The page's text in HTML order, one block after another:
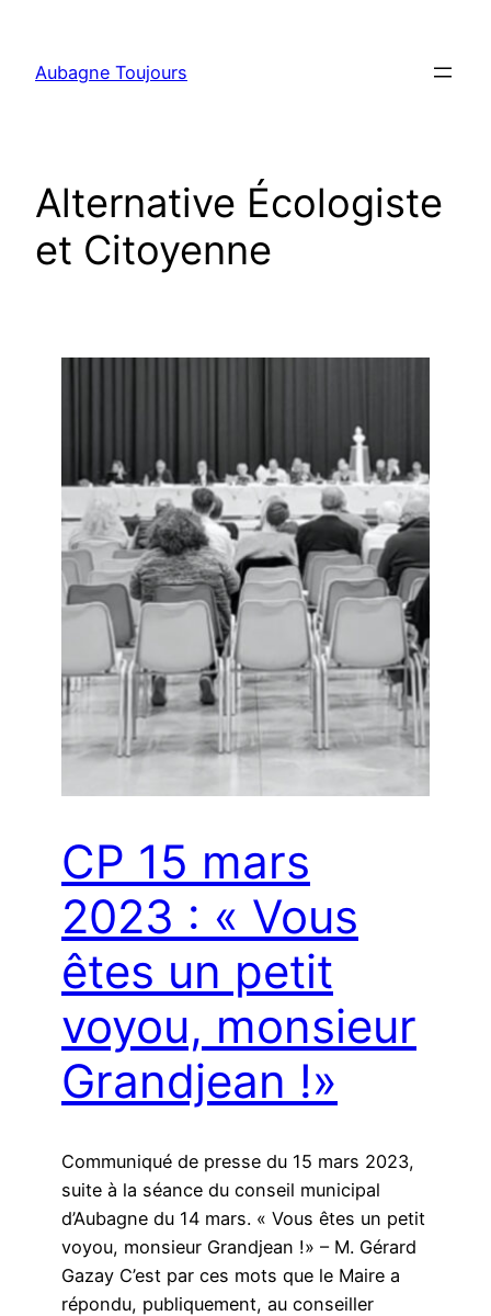
contenu
Aubagne Toujours
Alternative Écologiste
et Citoyenne
CP 15 mars
2023 : « Vous
êtes un petit
voyou, monsieur
Grandjean !»
Communiqué de presse du 15 mars 2023,
suite à la séance du conseil municipal
d’Aubagne du 14 mars. « Vous êtes un petit
voyou, monsieur Grandjean !» – M. Gérard
Gazay C’est par ces mots que le Maire a
répondu, publiquement, au conseiller